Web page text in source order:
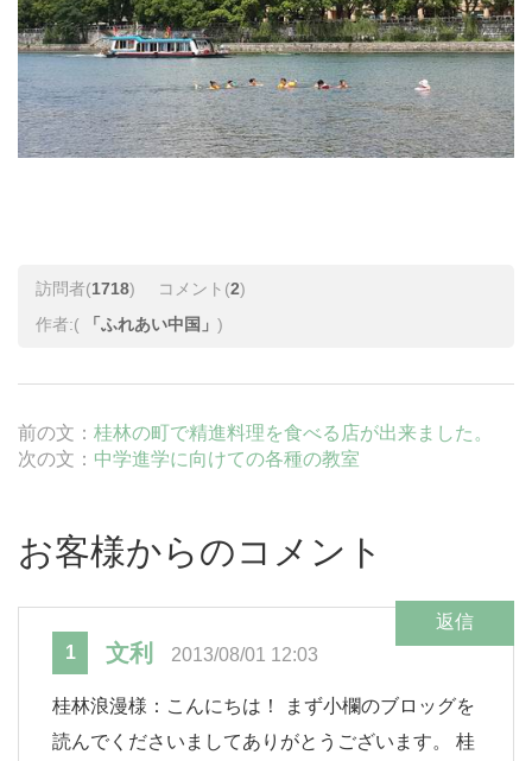
訪問者(1718) コメント(2)
作者:( 「ふれあい中国」 )
前の文： 桂林の町で精進料理を食べる店が出来ました。
次の文： 中学進学に向けての各種の教室
お客様からのコメント
1 文利 2013/08/01 12:03
返信
桂林浪漫様：こんにちは！ まず小欄のブロッグを
読んでくださいましてありがとうございます。 桂